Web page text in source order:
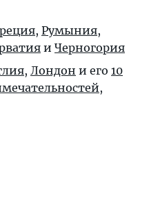
, Румыния,
и Черногория
, Лондон и его 10
,